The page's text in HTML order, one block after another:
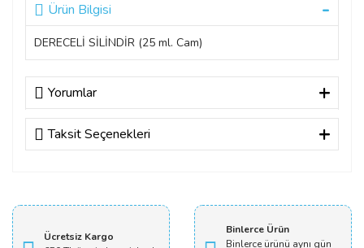
Ürün Bilgisi
DERECELİ SİLİNDİR (25 ml. Cam)
Yorumlar
Bu ürüne ilk yorumu siz yapın!
Taksit Seçenekleri
Ücretsiz Kargo
Binlerce Ürün
Binlerce ürünü aynı gün